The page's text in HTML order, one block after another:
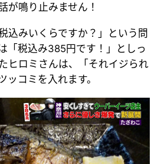
が鳴り止みません！
込みいくらですか？」という問
「税込み385円です！」としっ
ヒロミさんは、「それイジられ
ッコミを入れます。